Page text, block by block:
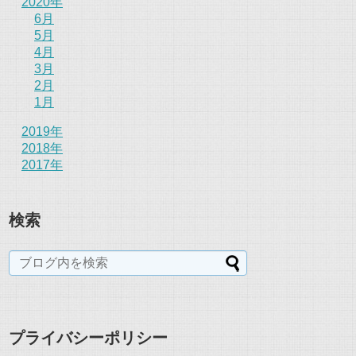
6月
5月
4月
3月
2月
1月
2019年
2018年
2017年
検索
プライバシーポリシー